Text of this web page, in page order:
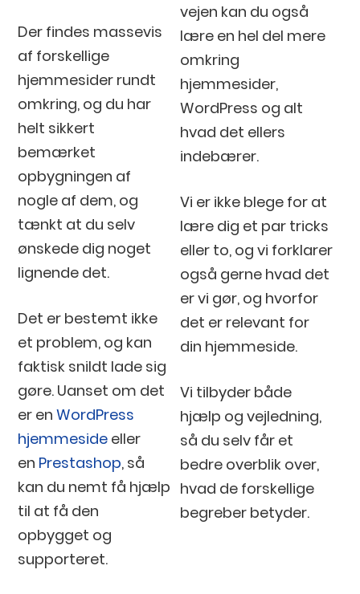
Der findes massevis
af forskellige
hjemmesider rundt
omkring, og du har
helt sikkert
bemærket
opbygningen af
nogle af dem, og
tænkt at du selv
ønskede dig noget
lignende det.
Det er bestemt ikke
et problem, og kan
faktisk snildt lade sig
gøre. Uanset om det
er enWordPress
hjemmeside eller
en Prestashop, så
kan du nemt få hjælp
til at få den
opbygget og
supporteret.
vejen kan du også
lære en hel del mere
omkring
hjemmesider,
WordPress og alt
hvad det ellers
indebærer.
Vi er ikke blege for at
lære dig et par tricks
eller to, og vi forklarer
også gerne hvad det
er vi gør, og hvorfor
det er relevant for
din hjemmeside.
Vi tilbyder både
hjælp og vejledning,
så du selv får et
bedre overblik over,
hvad de forskellige
begreber betyder.